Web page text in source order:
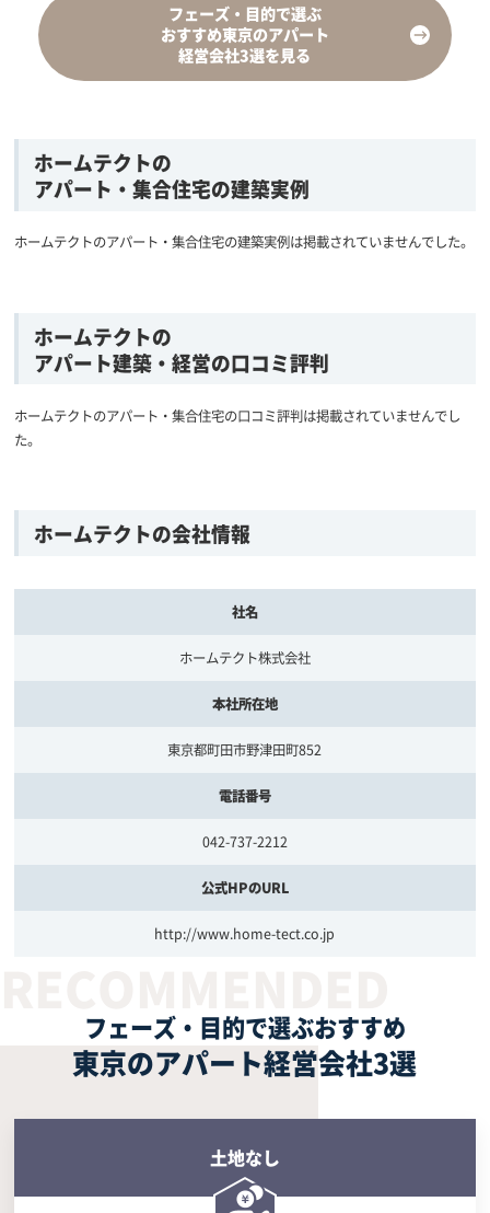
フェーズ・目的で選ぶ
おすすめ東京のアパート
経営会社3選を見る
ホームテクトの
アパート・集合住宅の建築実例
ホームテクトのアパート・集合住宅の建築実例は掲載されていませんでした。
ホームテクトの
アパート建築・経営の口コミ評判
ホームテクトのアパート・集合住宅の口コミ評判は掲載されていませんでし
た。
ホームテクトの会社情報
社名
ホームテクト株式会社
本社所在地
東京都町田市野津田町852
電話番号
042-737-2212
公式HPのURL
http://www.home-tect.co.jp
フェーズ・目的で選ぶおすすめ
東京のアパート経営会社3選
土地なし